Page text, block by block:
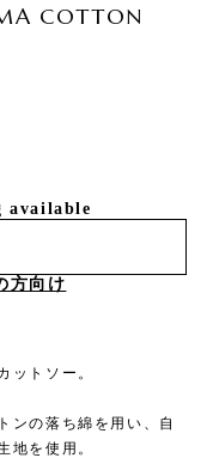
COTTON
available
方向け
ットソー。
ンの落ち綿を用い、自
地を使用。